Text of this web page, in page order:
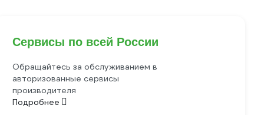
Сервисы по всей России
Обращайтесь за обслуживанием в
авторизованные сервисы
производителя
Подробнее